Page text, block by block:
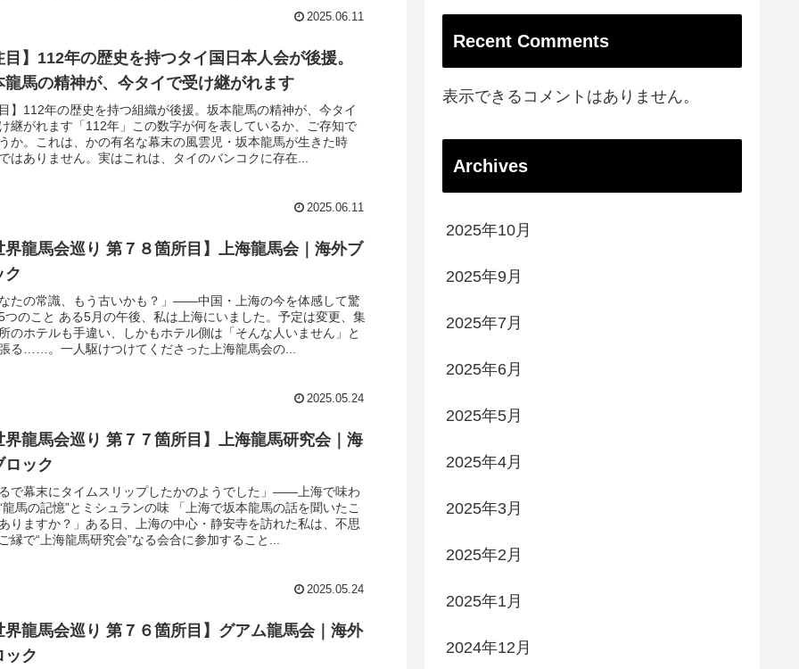
2025.06.11
目】112年の歴史を持つタイ国日本人会が後援。
龍馬の精神が、今タイで受け継がれます
】112年の歴史を持つ組織が後援。坂本龍馬の精神が、今タイ
継がれます「112年」この数字が何を表しているか、ご存知で
か。これは、かの有名な幕末の風雲児・坂本龍馬が生きた時
はありません。実はこれは、タイのバンコクに存在...
2025.06.11
界龍馬会巡り 第７８箇所目】上海龍馬会｜海外ブ
ク
たの常識、もう古いかも？」——中国・上海の今を体感して驚
つのこと ある5月の午後、私は上海にいました。予定は変更、集
のホテルも手違い、しかもホテル側は「そんな人いません」と
る……。一人駆けつけてくださった上海龍馬会の...
2025.05.24
界龍馬会巡り 第７７箇所目】上海龍馬研究会｜海
ロック
で幕末にタイムスリップしたかのようでした」——上海で味わ
龍馬の記憶”とミシュランの味 「上海で坂本龍馬の話を聞いたこ
りますか？」ある日、上海の中心・静安寺を訪れた私は、不思
縁で“上海龍馬研究会”なる会合に参加すること...
2025.05.24
界龍馬会巡り 第７６箇所目】グアム龍馬会｜海外
ック
Recent Comments
表示できるコメントはありません。
Archives
2025年10月
2025年9月
2025年7月
2025年6月
2025年5月
2025年4月
2025年3月
2025年2月
2025年1月
2024年12月